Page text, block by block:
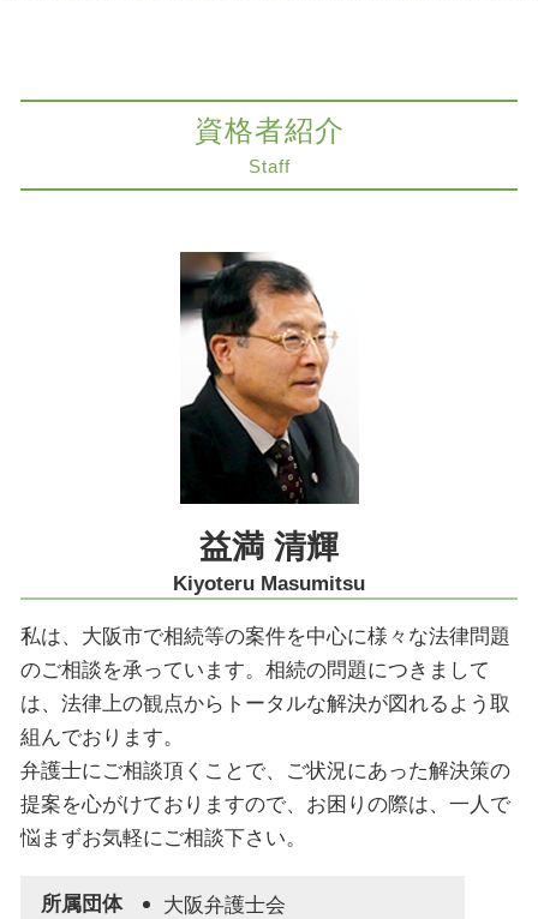
家族信託 売買
家族信託とは 不動産
限定承認 わかりやすく
相続税対策 弁護士
遺留分侵害額請求 時効
公正証書遺言 効力
相続放棄 生命保険
カルテ 削除請求
医療過誤 医療事故
医療過誤 死亡
医療過誤 損害賠償
手術 ガーゼ置き忘れ どうなる
交通事故 損害賠償
医療過誤 債務不履行
建物 明け渡し 強制執行
医療過誤訴訟 大阪市 弁護士
紛争解決 神戸市 弁護士
遺産分割協議 神戸市 弁護士
コンプライアンス 大阪市 弁護士
限定承認 大阪市 弁護士
生前対策 大阪市 弁護士
不動産トラブル 奈良市 弁護士
労働問題 神戸市 弁護士
事業承継 神戸市 弁護士
相続放棄 神戸市 弁護士
労働問題 大阪市
商取引 大阪市 弁護士
紛争解決 大阪市 弁護士
削除請求 大阪市 弁護士
資格者紹介
Staff
益満 清輝
Kiyoteru Masumitsu
私は、大阪市で相続等の案件を中心に様々な法律問題
のご相談を承っています。相続の問題につきまして
は、法律上の観点からトータルな解決が図れるよう取
組んでおります。
弁護士にご相談頂くことで、ご状況にあった解決策の
提案を心がけておりますので、お困りの際は、一人で
悩まずお気軽にご相談下さい。
所属団体 大阪弁護士会